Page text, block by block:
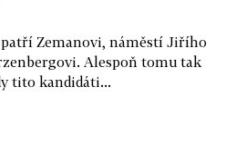
Zemanovi, náměstí Jiřího
Alespoň tomu tak
tito kandidáti...